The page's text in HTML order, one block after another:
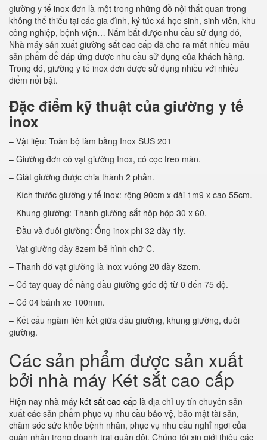
giường y tế inox đơn là một trong những đồ nội thất quan trọng
không thể thiếu tại các gia đình, ký túc xá học sinh, sinh viên, khu
công nghiệp, bệnh viện… Nắm bắt được nhu cầu sử dụng đó,
Nhà máy sản xuất giường sắt cao cấp đã cho ra mắt nhiều mẫu
sản phẩm để đáp ứng được nhu cầu sử dụng của khách hàng.
Trong đó, giường y tế inox đơn được sử dụng nhiều với nhiều
điểm nổi bật.
Đặc điểm kỹ thuật của giường y tế
inox
– Vật liệu: Toàn bộ làm bằng Inox SUS 201
– Giường đơn có vạt giường Inox, có cọc treo màn.
– Giát giường được chia thành 2 phần.
– Kích thước giường y tế inox: rộng 90cm x dài 1m9 x cao 55cm.
– Khung giường: Thành giường sắt hộp hộp 30 x 60.
– Đầu và đuôi giường: Ống inox phi 32 dày 1ly.
– Vạt giường dày 8zem bẻ hình chữ C.
– Thanh đỡ vạt giường là inox vuông 20 dày 8zem.
– Có tay quay để nâng đầu giường góc độ từ 0 đến 75 độ.
– Có 04 bánh xe 100mm.
– Kết cấu ngàm liên kết giữa đầu giường, khung giường, đuôi
giường.
Các sản phẩm được sản xuất
bởi nhà máy Két sắt cao cấp
Hiện nay nhà máy két sắt cao cấp là địa chỉ uy tín chuyên sản
xuất các sản phẩm phục vụ nhu cầu bảo vệ, bảo mật tài sản,
chăm sóc sức khỏe bệnh nhân, phục vụ nhu cầu nghỉ ngơi của
quân nhân trong doanh trại quân đội. Chúng tôi xin giới thiệu các